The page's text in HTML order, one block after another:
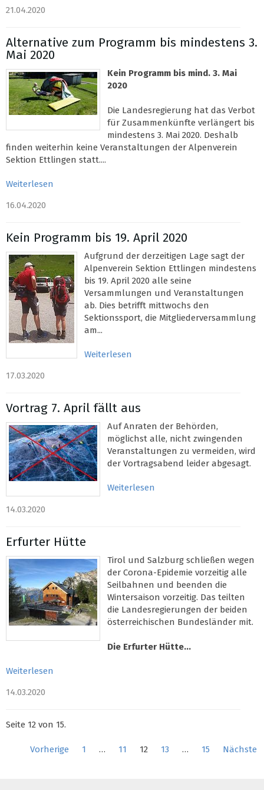
21.04.2020
Alternative zum Programm bis mindestens 3.
Mai 2020
Kein Programm bis mind. 3. Mai
2020
Die Landesregierung hat das Verbot
für Zusammenkünfte verlängert bis
mindestens 3. Mai 2020. Deshalb
finden weiterhin keine Veranstaltungen der Alpenverein
Sektion Ettlingen statt....
Weiterlesen
16.04.2020
Kein Programm bis 19. April 2020
Aufgrund der derzeitigen Lage sagt der
Alpenverein Sektion Ettlingen mindestens
bis 19. April 2020 alle seine
Versammlungen und Veranstaltungen
ab. Dies betrifft mittwochs den
Sektionssport, die Mitgliederversammlung
am...
Weiterlesen
17.03.2020
Vortrag 7. April fällt aus
Auf Anraten der Behörden,
möglichst alle, nicht zwingenden
Veranstaltungen zu vermeiden, wird
der Vortragsabend leider abgesagt.
Weiterlesen
14.03.2020
Erfurter Hütte
Tirol und Salzburg schließen wegen
der Corona-Epidemie vorzeitig alle
Seilbahnen und beenden die
Wintersaison vorzeitig. Das teilten
die Landesregierungen der beiden
österreichischen Bundesländer mit.
Die Erfurter Hütte...
Weiterlesen
14.03.2020
Seite 12 von 15.
Vorherige 1 … 11 12 13 … 15 Nächste